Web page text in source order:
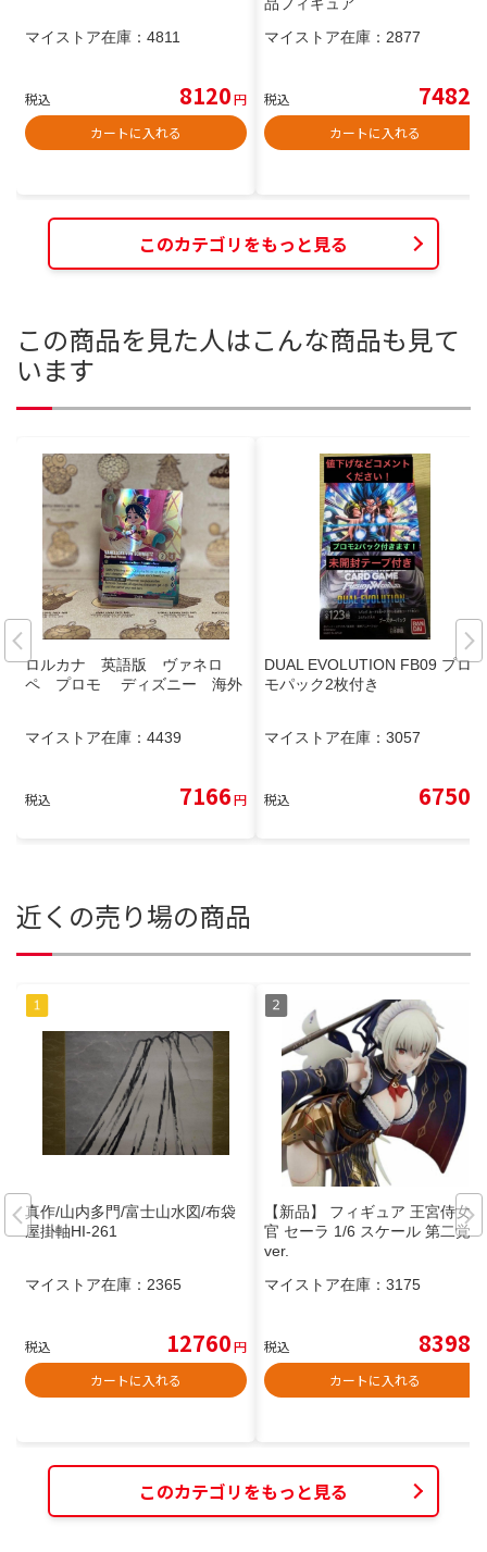
マイストア在庫： 4811
税込 8120円
カートに入れる
マイストア在庫： 2877
税込 7482
カートに入れる
このカテゴリをもっと見る
この商品を見た人はこんな商品も見て
います
ロルカナ 英語版 ヴァネロ
ペ プロモ ディズニー 海外
マイストア在庫： 4439
税込 7166円
DUAL EVOLUTION FB09 プロ
モパック2枚付き
マイストア在庫： 3057
税込 6750
近くの売り場の商品
真作/山内多門/富士山水図/布袋
屋掛軸HI-261
マイストア在庫： 2365
税込 12760円
カートに入れる
【新品】 フィギュア 王宮侍女武
官 セーラ 1/6 スケール 第二覚醒
ver.
マイストア在庫： 3175
税込 8398
カートに入れる
このカテゴリをもっと見る